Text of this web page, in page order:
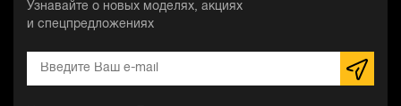
Узнавайте о новых моделях, акциях
и спецпредложениях